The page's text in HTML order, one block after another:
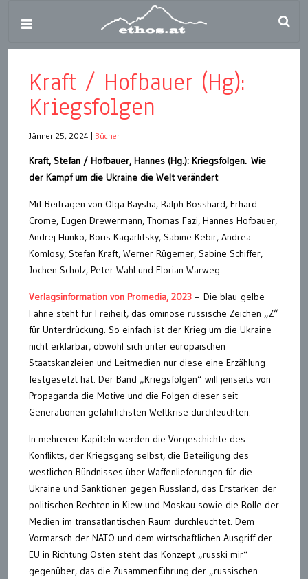
Kraft / Hofbauer (Hg):
Kriegsfolgen
Jänner 25, 2024 Bücher
Kraft, Stefan / Hofbauer, Hannes (Hg.): Kriegsfolgen. Wie
der Kampf um die Ukraine die Welt verändert
Mit Beiträgen von Olga Baysha, Ralph Bosshard, Erhard
Crome, Eugen Drewermann, Thomas Fazi, Hannes Hofbauer,
Andrej Hunko, Boris Kagarlitsky, Sabine Kebir, Andrea
Komlosy, Stefan Kraft, Werner Rügemer, Sabine Schiffer,
Jochen Scholz, Peter Wahl und Florian Warweg.
Verlagsinformation von Promedia, 2023 – Die blau-gelbe
Fahne steht für Freiheit, das ominöse russische Zeichen „Z“
für Unterdrückung. So einfach ist der Krieg um die Ukraine
nicht erklärbar, obwohl sich unter europäischen
Staatskanzleien und Leitmedien nur diese eine Erzählung
festgesetzt hat. Der Band „Kriegsfolgen“ will jenseits von
Propaganda die Motive und die Folgen dieser seit
Generationen gefährlichsten Weltkrise durchleuchten.
In mehreren Kapiteln werden die Vorgeschichte des
Konflikts, der Kriegsgang selbst, die Beteiligung des
westlichen Bündnisses über Waffenlieferungen für die
Ukraine und Sanktionen gegen Russland, das Erstarken der
politischen Rechten in Kiew und Moskau sowie die Rolle der
Medien im transatlantischen Raum durchleuchtet. Dem
Vormarsch der NATO und dem wirtschaftlichen Ausgriff der
EU in Richtung Osten steht das Konzept „russki mir“
gegenüber, das die Zusammenführung der „russischen